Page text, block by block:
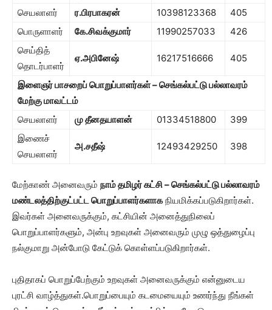
செயலாளர்
ர.பிரபாகரன் 10398123368
405
பொருளாளர்
கே.சிவக்குமார் 11990257033
426
செய்தித்
தொடர்பாளர்
ஏ.அபினேஷ் 16217516666 405
இளைஞர் பாசறைப் பொறுப்பாளர்கள் – செங்கல்பட்டு பல்லாவரம்
மேற்கு மாவட்டம்
செயலாளர்
மு தீனதயாளன் 01334518800
399
இணைச்
செயலாளர்
அ.சதீஷ் 12493429250 398
மேற்காண் அனைவரும் நாம் தமிழர் கட்சி – செங்கல்பட்டு பல்லாவரம்
மண்டலத்திற்குட்பட்ட பொறுப்பாளர்களாகநியமிக்கப்படுகிறார்கள்.
இவர்கள் அனைவருக்கும், கட்சியின் அனைத்துநிலைப்
பொறுப்பாளர்களும், அன்பு உறவுகள் அனைவரும் முழு ஒத்துழைப்பு
நல்குமாறு அன்போடு கேட்டுக் கொள்ளப்படுகிறார்கள்.
புதிதாகப் பொறுப்பேற்கும் உறவுகள் அனைவருக்கும் என்னுடைய
புரட்சி வாழ்த்துகள்.பொறுப்பையும் கடமையையும் உணர்ந்து நீங்கள்